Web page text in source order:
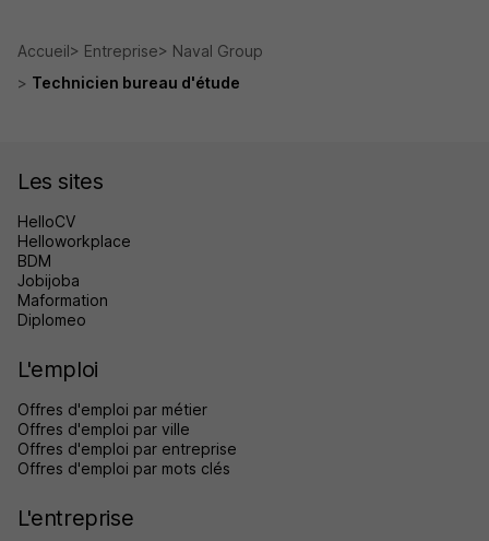
Accueil Entreprise
Naval Group
Technicien bureau d'étude
Les sites
HelloCV
Helloworkplace
BDM
Jobijoba
Maformation
Diplomeo
L'emploi
Offres d'emploi par métier
Offres d'emploi par ville
Offres d'emploi par entreprise
Offres d'emploi par mots clés
L'entreprise